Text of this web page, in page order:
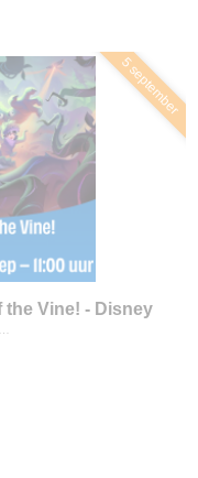
5 september
the Vine! - Disney